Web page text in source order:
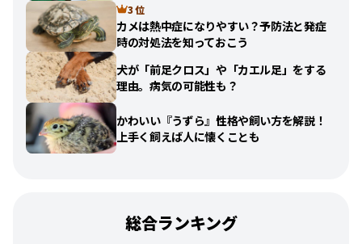
3 位
カメは熱中症になりやすい？予防法と発症
時の対処法を知っておこう
犬が「前足クロス」や「カエル足」をする
理由。病気の可能性も？
かわいい『うずら』性格や飼い方を解説！
上手く飼えば人に懐くことも
総合ランキング